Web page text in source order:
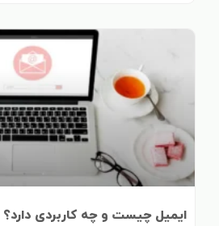
ایمیل چیست و چه کاربردی دارد؟